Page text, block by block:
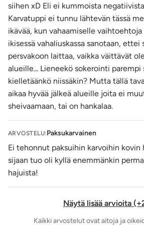
siihen xD Eli ei kummoista
Karvatuppi ei tunnu lähtevän tässä
ikävää, kun vahaamiselle
ikisessä vahaliuskassa sanotaan, ettei
persvakoon laittaa, vaikka väittävät
alueille... Lieneekö sokerointi parempi
kielletäänkö niissäkin? Mutta tällä
aikaa hyvää jälkeä alueille joita ei
sheivaamaan, tai on hankalaa.
ARVOSTELU:Paksukarvainen
Ei tehonnut paksuihin karvoihin kovin
sijaan tuo oli kyllä enemmänkin
hajuista!
Näytä lisää arvioita
Kaikki arvostelut ovat aitoja ja